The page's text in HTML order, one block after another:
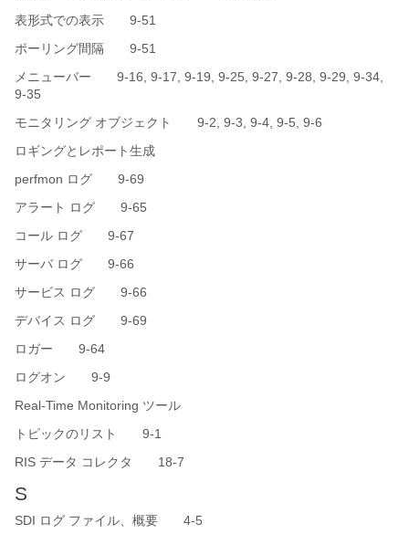
表形式での表示 9-51
ポーリング間隔 9-51
メニューバー 9-16, 9-17, 9-19, 9-25, 9-27, 9-28, 9-29, 9-34,
9-35
モニタリング オブジェクト 9-2, 9-3, 9-4, 9-5, 9-6
ロギングとレポート生成
perfmon ログ 9-69
アラート ログ 9-65
コール ログ 9-67
サーバ ログ 9-66
サービス ログ 9-66
デバイス ログ 9-69
ロガー 9-64
ログオン 9-9
Real-Time Monitoring ツール
トピックのリスト 9-1
RIS データ コレクタ 18-7
S
SDI ログ ファイル、概要 4-5